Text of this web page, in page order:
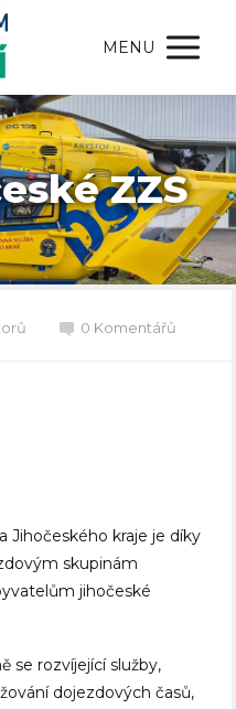
MENU
ZZS
0 Komentářů
Jihočeského kraje je díky
skupinám
jihočeské
se rozvíjející služby,
dojezdových časů,